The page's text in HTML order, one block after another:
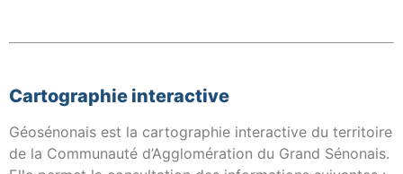
Cartographie interactive
Géosénonais est la cartographie interactive du territoire
de la Communauté d’Agglomération du Grand Sénonais.